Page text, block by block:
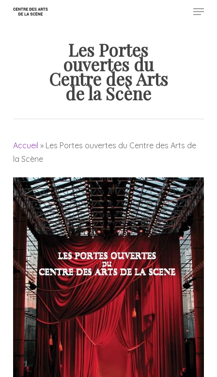
Skip
Menu
Les Portes
ouvertes du
Centre des Arts
de la Scène
Accueil » Les Portes ouvertes du Centre des Arts de
la Scène